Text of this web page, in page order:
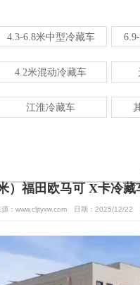
4.3-6.8米中型冷藏车
4.2米混动冷藏车
江淮冷藏车
米）福田欧马可 X卡冷藏
：www.cljtyxw.com 日期：2025/12/22